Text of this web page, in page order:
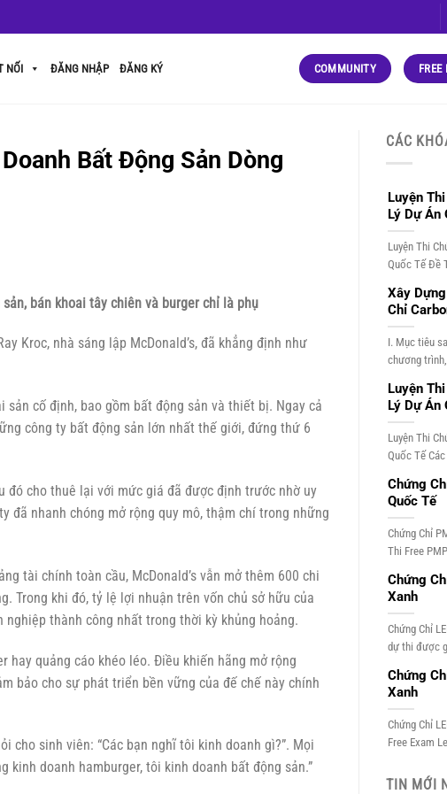
NỐI ĐĂNG NHẬP ĐĂNG KÝ COMMUNITY FREE
Bất Động Sản Dòng
bán khoai tây chiên và burger chỉ là phụ
Kroc, nhà sáng lập McDonald’s, đã khẳng định như
sản cố định, bao gồm bất động sản và thiết bị. Ngay cả
công ty bất động sản lớn nhất thế giới, đứng thứ 6
đó cho thuê lại với mức giá đã được định trước nhờ uy
đã nhanh chóng mở rộng quy mô, thậm chí trong những
tài chính toàn cầu, McDonald’s vẫn mở thêm 600 chi
Trong khi đó, tỷ lệ lợi nhuận trên vốn chủ sở hữu của
nghiệp thành công nhất trong thời kỳ khủng hoảng.
hay quảng cáo khéo léo. Điều khiến hãng mở rộng
bảo cho sự phát triển bền vững của đế chế này chính
cho sinh viên: “Các bạn nghĩ tôi kinh doanh gì?”. Mọi
kinh doanh hamburger, tôi kinh doanh bất động sản.”
CÁC
Luyện
Lý Dự Án
Luyện Thi
Quốc Tế Đề
Xây
Chỉ
I. Mục tiêu
chương
Luyện
Lý Dự Án
Luyện Thi
Quốc Tế
Chứng
Quốc Tế
Chứng Chỉ
Thi Free
Chứng
Xanh
Chứng Chỉ
dự thi được
Chứng
Xanh
Chứng Chỉ
Free Exam
TIN MỚI